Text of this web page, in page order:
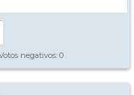
negativos: 0